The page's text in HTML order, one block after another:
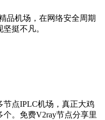
品机场，在网络安全周期
挺不凡。
点IPLC机场，真正大鸡
个。免费V2ray节点分享里